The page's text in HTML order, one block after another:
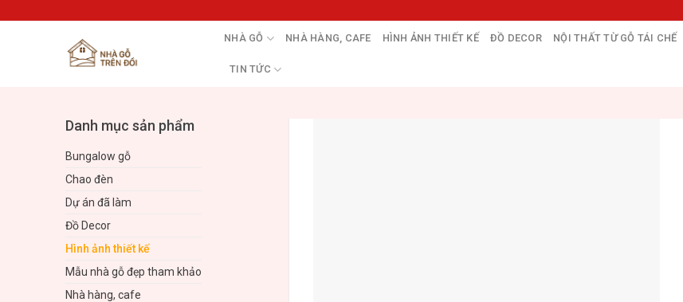
NHÀ GỖ NHÀ HÀNG, CAFE HÌNH ẢNH THIẾT KẾ ĐỒ DECOR NỘI THẤT TỪ GỖ TÁI CHẾ
TIN TỨC
Danh mục sản phẩm
Bungalow gỗ
Chao đèn
Dự án đã làm
Đồ Decor
Hình ảnh thiết kế
Mẫu nhà gỗ đẹp tham khảo
Nhà hàng, cafe